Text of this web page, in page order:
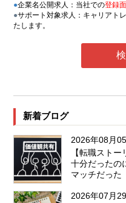
●企業名公開求人：当社での登録
●サポート対象求人：キャリアト
たします。
新着ブログ
2026年08月
【転職スト
十分だったの
マッチだった
2026年07月